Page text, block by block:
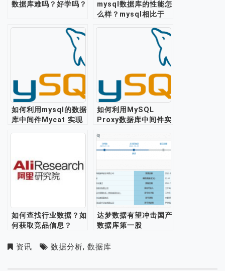
数据库难吗？好学吗？
mysql数据库的性能怎
么样？mysql相比于
如何利用mysql的数据
库中间件Mycat 实现
如何利用MySQL
Proxy数据库中间件实
如何查找行业数据？如
何获取竞品信息？
达梦数据有望冲击国产
数据库第一股
资讯 数据分析, 数据库